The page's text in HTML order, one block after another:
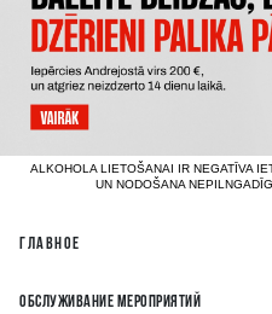
ALKOHOLA LIETOŠANAI IR NEGATĪVA
UN NODOŠANA
ГЛАВНОЕ
ОБСЛУЖИВАНИЕ МЕРОПРИЯТИЙ